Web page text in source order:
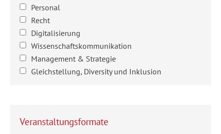
Personal
Recht
Digitalisierung
Wissenschaftskommunikation
Management & Strategie
Gleichstellung, Diversity und Inklusion
Veranstaltungsformate